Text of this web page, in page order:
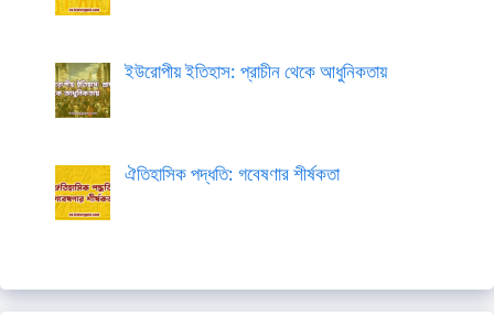
ইউরোপীয় ইতিহাস: প্রাচীন থেকে আধুনিকতায়
ঐতিহাসিক পদ্ধতি: গবেষণার শীর্ষকতা